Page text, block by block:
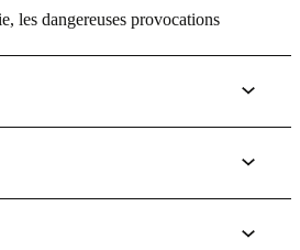
les dangereuses provocations